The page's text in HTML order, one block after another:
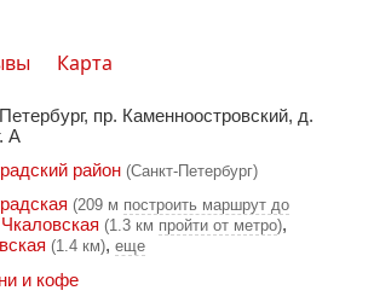
Карта
пр. Каменноостровский, д.
А
район (Санкт-Петербург)
(209 м построить маршрут до
Чкаловская (1.3 км пройти от метро),
(1.4 км), еще
и кофе